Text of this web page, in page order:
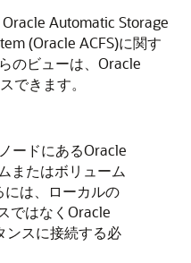
Automatic Storage
(Oracle ACFS)に関す
のビューは、Oracle
できます。
ードにあるOracle
またはボリューム
には、ローカルの
ではなくOracle
ンスに接続する必